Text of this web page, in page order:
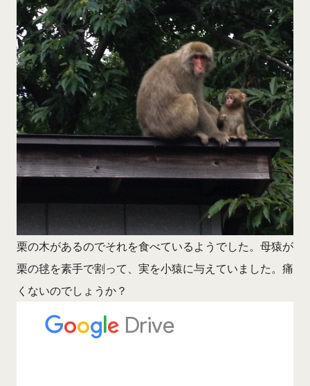
栗の木があるのでそれを食べているようでした。母猿が
栗の毬を素手で割って、実を小猿に与えていました。痛
くないのでしょうか？